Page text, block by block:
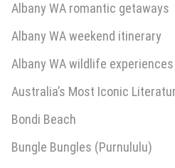
Albany WA romantic getaways
Albany WA weekend itinerary
Albany WA wildlife experiences
Australia’s Most Iconic
Bondi Beach
Bungle Bungles (Purnululu)